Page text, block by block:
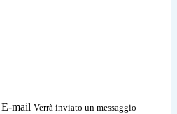
E-mail Verrà inviato un messaggio